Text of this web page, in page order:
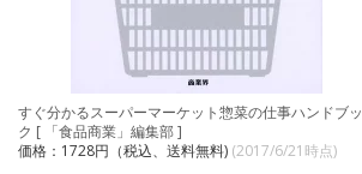
すぐ分かるスーパーマーケット惣菜の仕事ハンドブッ
ク [ 「食品商業」編集部 ]
価格：1728円（税込、送料無料) (2017/6/21時点)